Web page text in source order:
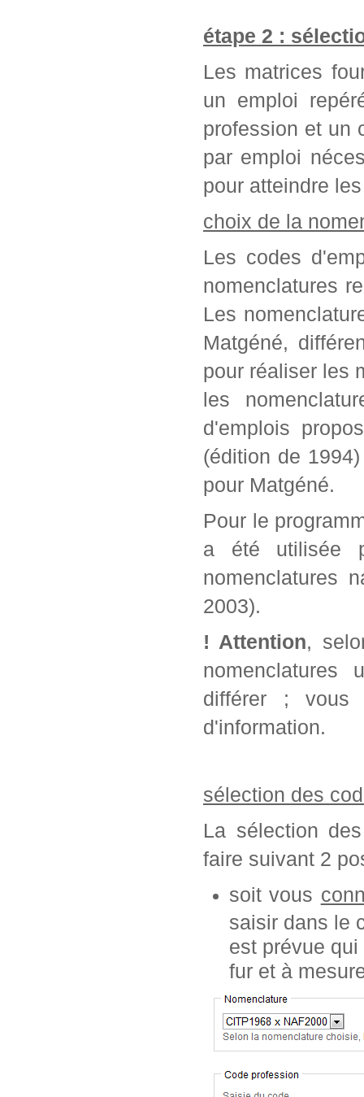
étape 2 :
Les matrices
un emploi
profession et un
par emploi
pour atteindre
choix de la
Les codes
nomenclatures
Les
Matgéné,
pour réaliser les
les
d'emplois
(édition de
pour Matgéné.
Pour le
a été utilisée
nomenclatures
2003).
! Attention,
nomenclatures
différer ; vous
d'information.
sélection des
La sélection
faire suivant 2
soit vous
saisir dans le
est prévue
fur et à